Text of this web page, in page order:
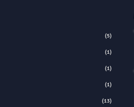
(5)
(1)
(1)
(1)
(13)